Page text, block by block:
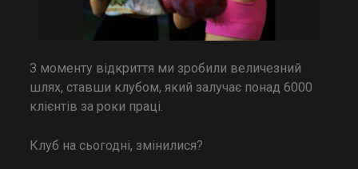
З моменту відкриття ми зробили величезний
шлях, ставши клубом, який залучає понад 6000
клієнтів за роки праці.
Клуб на сьогодні, змінилися?